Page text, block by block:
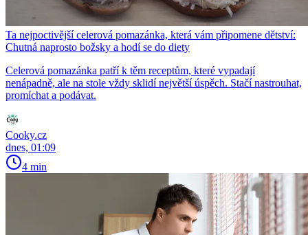
Ta nejpoctivější celerová pomazánka, která vám připomene dětství:
Chutná naprosto božsky a hodí se do diety
Celerová pomazánka patří k těm receptům, které vypadají
nenápadně, ale na stole vždy sklidí největší úspěch. Stačí nastrouhat,
promíchat a podávat.
Cooky.cz
dnes, 01:09
4 min